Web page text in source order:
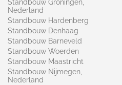
Standbouw Groningen,
Nederland
Standbouw Hardenberg
Standbouw Denhaag
Standbouw Barneveld
Standbouw Woerden
Standbouw Maastricht
Standbouw Nijmegen,
Nederland